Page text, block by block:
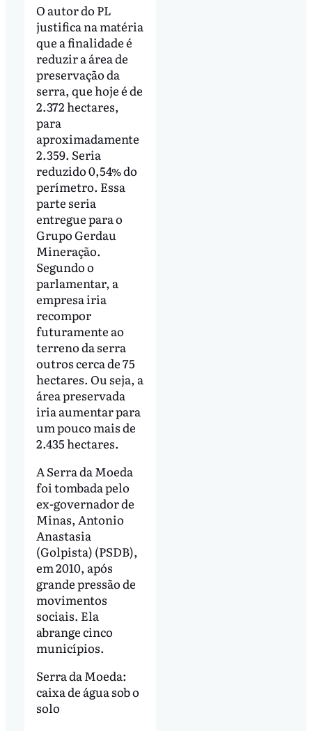
O autor do PL
justifica na matéria
que a finalidade é
reduzir a área de
preservação da
serra, que hoje é de
2.372 hectares,
para
aproximadamente
2.359. Seria
reduzido 0,54% do
perímetro. Essa
parte seria
entregue para o
Grupo Gerdau
Mineração.
Segundo o
parlamentar, a
empresa iria
recompor
futuramente ao
terreno da serra
outros cerca de 75
hectares. Ou seja, a
área preservada
iria aumentar para
um pouco mais de
2.435 hectares.
A Serra da Moeda
foi tombada pelo
ex-governador de
Minas, Antonio
Anastasia
(Golpista) (PSDB),
em 2010, após
grande pressão de
movimentos
sociais. Ela
abrange cinco
municípios.
Serra da Moeda:
caixa de água sob o
solo